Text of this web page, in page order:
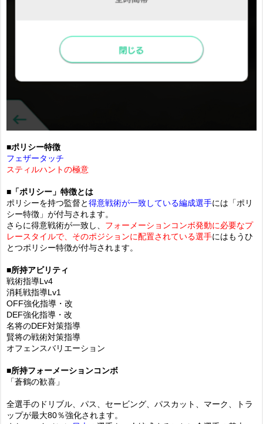
■ポリシー特徴
フェザータッチ
スティルハントの極意
■「ポリシー」特徴とは
ポリシーを持つ監督と得意戦術が一致している編成選手には「ポリ
シー特徴」が付与されます。
さらに得意戦術が一致し、 フォーメーションコンボ発動に必要なプ
レースタイルで、そのポジションに配置されている選手にはもうひ
とつポリシー特徴が付与されます。
■所持アビリティ
戦術指導Lv4
消耗戦指導Lv1
OFF強化指導・改
DEF強化指導・改
名将のDEF対策指導
賢将の戦術対策指導
オフェンスバリエーション
■所持フォーメーションコンボ
「蒼鶴の歓喜」
全選手のドリブル、パス、セービング、パスカット、マーク、トラ
ップが最大80％強化されます。